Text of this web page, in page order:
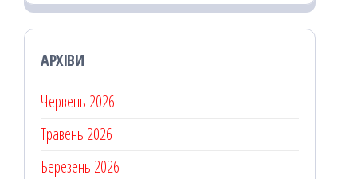
АРХІВИ
Червень 2026
Травень 2026
Березень 2026